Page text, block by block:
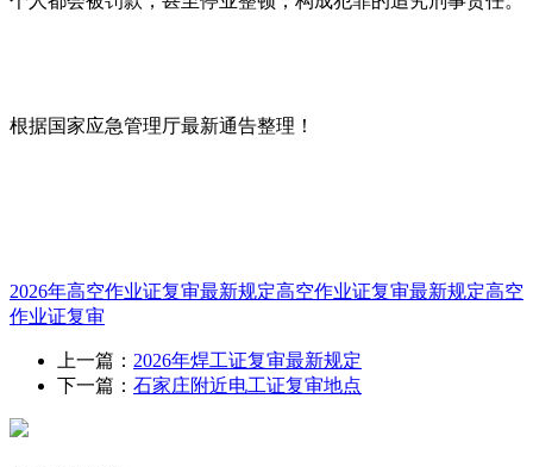
根据国家应急管理厅最新通告整理！
2026年高空作业证复审最新规定高空作业证复审最新规定高空
作业证复审
上一篇： 2026年焊工证复审最新规定
下一篇： 石家庄附近电工证复审地点